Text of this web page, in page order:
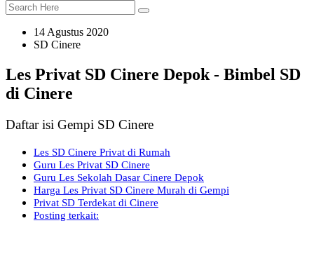
14 Agustus 2020
SD Cinere
Les Privat SD Cinere Depok - Bimbel SD
di Cinere
Daftar isi Gempi SD Cinere
Les SD Cinere Privat di Rumah
Guru Les Privat SD Cinere
Guru Les Sekolah Dasar Cinere Depok
Harga Les Privat SD Cinere Murah di Gempi
Privat SD Terdekat di Cinere
Posting terkait: